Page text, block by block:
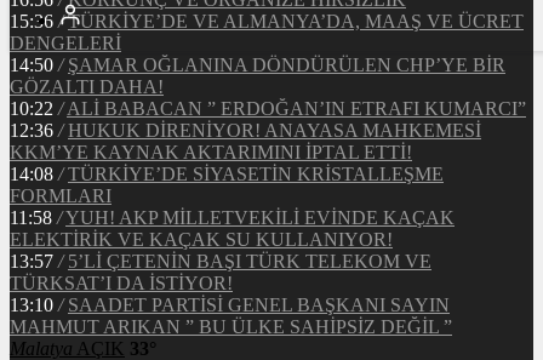
15:36 / TÜRKİYE’DE VE ALMANYA’DA, MAAŞ VE ÜCRET
DENGELERİ
14:50 / ŞAMAR OĞLANINA DÖNDÜRÜLEN CHP’YE BİR
GÖZALTI DAHA!
10:22 / ALİ BABACAN ” ERDOĞAN’IN ETRAFI KUMARCI”
12:36 / HUKUK DİRENİYOR! ANAYASA MAHKEMESİ
KKM’YE KAYNAK AKTARIMINI İPTAL ETTİ!
14:08 / TÜRKİYE’DE SİYASETİN KRİSTALLEŞME
FORMLARI
11:58 /YUH! AKP MİLLETVEKİLİ EVİNDE KAÇAK
ELEKTİRİK VE KAÇAK SU KULLANIYOR!
13:57 / 5’Lİ ÇETENİN BAŞI TÜRK TELEKOM VE
TÜRKSAT’I DA İSTİYOR!
13:10 / SAADET PARTİSİ GENEL BAŞKANI SAYIN
MAHMUT ARIKAN ” BU ÜLKE SAHİPSİZ DEĞİL ”
Malatya AÇIK 33°